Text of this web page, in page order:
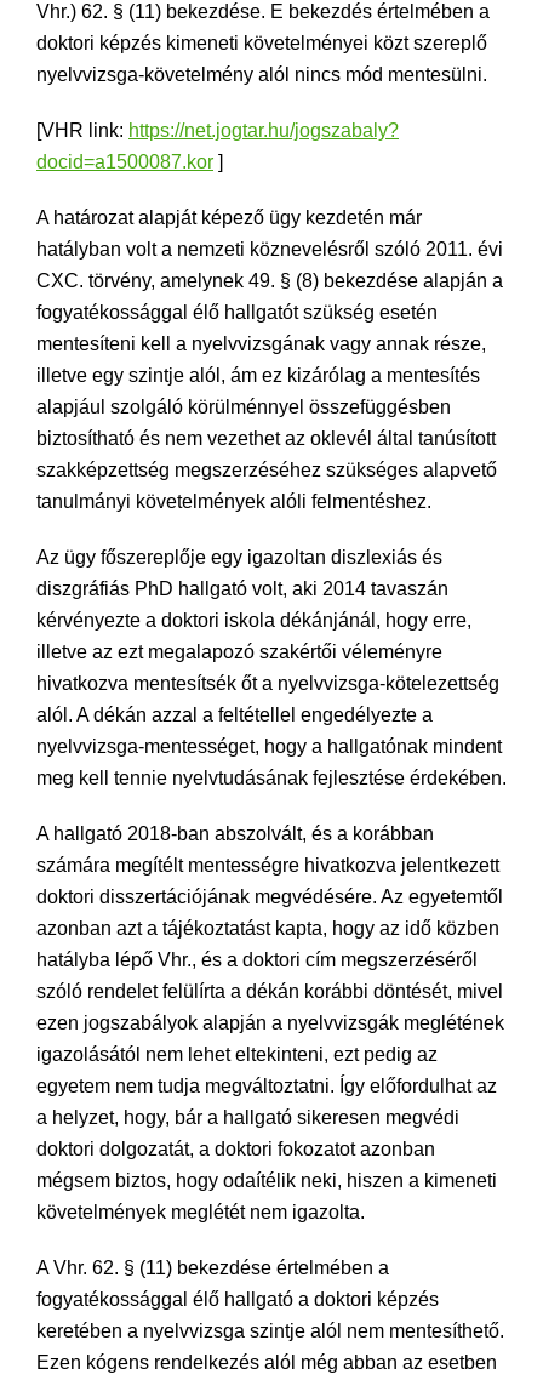
Vhr.) 62. § (11) bekezdése. E bekezdés értelmében a
doktori képzés kimeneti követelményei közt szereplő
nyelvvizsga-követelmény alól nincs mód mentesülni.
[VHR link: https://net.jogtar.hu/jogszabaly?
docid=a1500087.kor ]
A határozat alapját képező ügy kezdetén már
hatályban volt a nemzeti köznevelésről szóló 2011. évi
CXC. törvény, amelynek 49. § (8) bekezdése alapján a
fogyatékossággal élő hallgatót szükség esetén
mentesíteni kell a nyelvvizsgának vagy annak része,
illetve egy szintje alól, ám ez kizárólag a mentesítés
alapjául szolgáló körülménnyel összefüggésben
biztosítható és nem vezethet az oklevél által tanúsított
szakképzettség megszerzéséhez szükséges alapvető
tanulmányi követelmények alóli felmentéshez.
Az ügy főszereplője egy igazoltan diszlexiás és
diszgráfiás PhD hallgató volt, aki 2014 tavaszán
kérvényezte a doktori iskola dékánjánál, hogy erre,
illetve az ezt megalapozó szakértői véleményre
hivatkozva mentesítsék őt a nyelvvizsga-kötelezettség
alól. A dékán azzal a feltétellel engedélyezte a
nyelvvizsga-mentességet, hogy a hallgatónak mindent
meg kell tennie nyelvtudásának fejlesztése érdekében.
A hallgató 2018-ban abszolvált, és a korábban
számára megítélt mentességre hivatkozva jelentkezett
doktori disszertációjának megvédésére. Az egyetemtől
azonban azt a tájékoztatást kapta, hogy az idő közben
hatályba lépő Vhr., és a doktori cím megszerzéséről
szóló rendelet felülírta a dékán korábbi döntését, mivel
ezen jogszabályok alapján a nyelvvizsgák meglétének
igazolásától nem lehet eltekinteni, ezt pedig az
egyetem nem tudja megváltoztatni. Így előfordulhat az
a helyzet, hogy, bár a hallgató sikeresen megvédi
doktori dolgozatát, a doktori fokozatot azonban
mégsem biztos, hogy odaítélik neki, hiszen a kimeneti
követelmények meglétét nem igazolta.
A Vhr. 62. § (11) bekezdése értelmében a
fogyatékossággal élő hallgató a doktori képzés
keretében a nyelvvizsga szintje alól nem mentesíthető.
Ezen kógens rendelkezés alól még abban az esetben